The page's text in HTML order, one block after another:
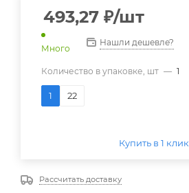
493,27 ₽/шт
Много
Нашли дешевле?
Количество в упаковке, шт — 1
1 22
Купить в 1 клик
Рассчитать доставку